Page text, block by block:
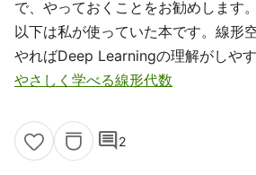
で、やっておくことをお勧めします。
以下は私が使っていた本です。線形
やればDeep Learningの理解がしやす
やさしく学べる線形代数
comment2